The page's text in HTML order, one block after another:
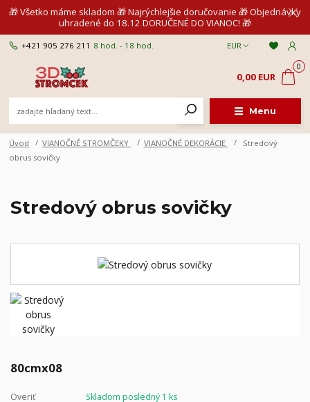
🎁 Všetko máme skladom 🎁 Najrýchlejšie doručovanie 🎁 Objednávky
uhradené do 18.12 DORUČENÉ DO VIANOC! 🎁
Menu
EUR
+421 905 276 211 8 hod. - 18 hod.
0
0,00 EUR
Úvod VIANOČNÉ STROMČEKY VIANOČNÉ DEKORÁCIE
Stredový
obrus sovičky
Stredový obrus sovičky
80cmx08
Overiť
Skladom posledný 1 ks